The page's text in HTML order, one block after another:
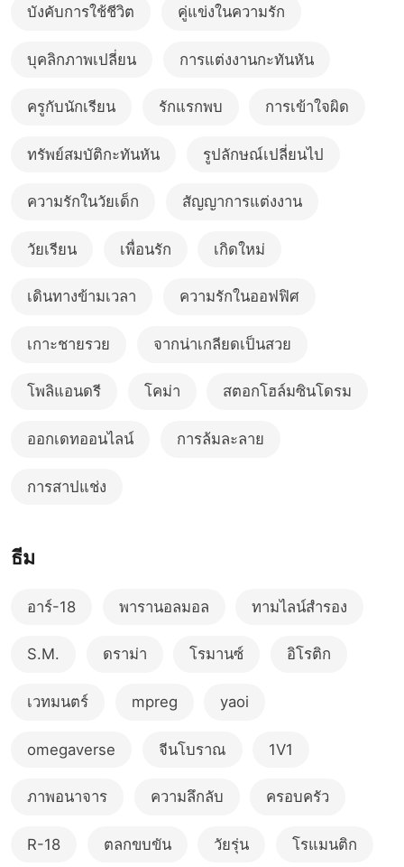
บังคับการใช้ชีวิต คู่แข่งในความรัก
บุคลิกภาพเปลี่ยน การแต่งงานกะทันหัน
ครูกับนักเรียน รักแรกพบ การเข้าใจผิด
ทรัพย์สมบัติกะทันหัน รูปลักษณ์เปลี่ยนไป
ความรักในวัยเด็ก สัญญาการแต่งงาน
วัยเรียน เพื่อนรัก เกิดใหม่
เดินทางข้ามเวลา ความรักในออฟฟิศ
เกาะชายรวย จากน่าเกลียดเป็นสวย
โพลิแอนดรี โคม่า สตอกโฮล์มซินโดรม
ออกเดทออนไลน์ การล้มละลาย
การสาปแช่ง
ธีม
อาร์-18 พารานอลมอล ทามไลน์สำรอง
S.M. ดราม่า โรมานซ์ อิโรติก
เวทมนตร์ mpreg yaoi
omegaverse จีนโบราณ 1V1
ภาพอนาจาร ความลึกลับ ครอบครัว
R-18 ตลกขบขัน วัยรุ่น โรแมนติก